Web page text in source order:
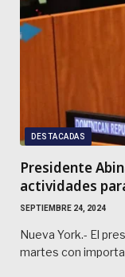
DESTACADAS
Presidente
actividades
SEPTIEMBRE 24, 2024
Nueva York.- El
martes con